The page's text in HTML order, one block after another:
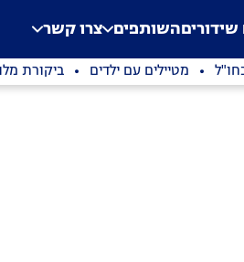
שידוריםהשותפים צרו קשר
מטיילים עם ילדים ביקורת